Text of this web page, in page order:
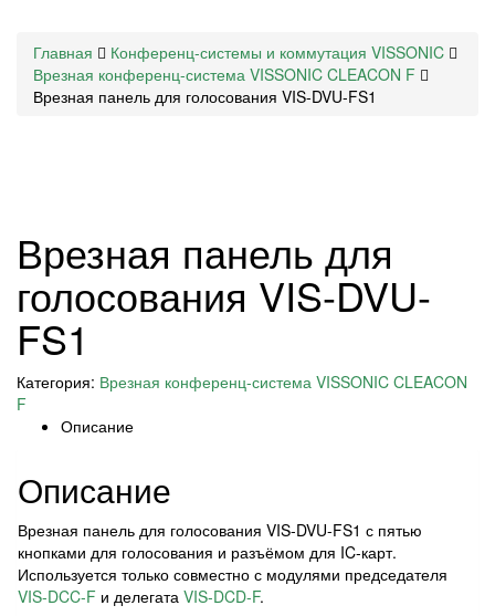
Главная
Конференц-системы и коммутация VISSONIC
Врезная конференц-система VISSONIC CLEACON F
Врезная панель для голосования VIS-DVU-FS1
Врезная панель для
голосования VIS-DVU-
FS1
Категория: Врезная конференц-система VISSONIC CLEACON
F
Описание
Описание
Врезная панель для голосования VIS-DVU-FS1 с пятью
кнопками для голосования и разъёмом для IC-карт.
Используется только совместно с модулями председателя
VIS-DCC-F и делегата VIS-DCD-F.